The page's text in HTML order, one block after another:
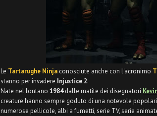
Le Tartarughe Ninja conosciute anche con l'acronimo
stanno per invadere Injustice 2.
Nate nel lontano 1984dalle matite dei disegnatori
creature hanno sempre goduto di una notevole
numerose pellicole, albi a fumetti, serie TV, serie